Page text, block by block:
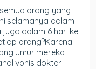
orang yang
selamanya dalam
dalam 6 hari ke
orang?Karena
umur mereka
vonis dokter